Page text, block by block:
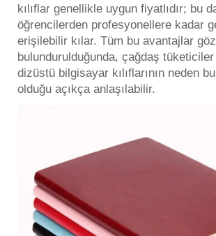
kılıflar genellikle uygun fiyatlıdır; bu
öğrencilerden profesyonellere kadar
erişilebilir kılar. Tüm bu avantajlar
bulundurulduğunda, çağdaş
dizüstü bilgisayar kılıflarının neden
olduğu açıkça anlaşılabilir.